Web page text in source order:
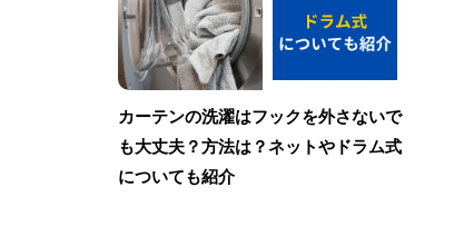
カーテンの洗濯はフックを外さないで
も大丈夫？方法は？ネットやドラム式
についても紹介